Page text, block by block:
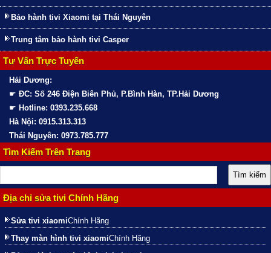
Bảo hành tivi Xiaomi tại Thái Nguyên
Trung tâm bảo hành tivi Casper
Tư Vấn Trực Tuyến
Hải Dương:
☛ ĐC: Số 246 Điện Biên Phủ, P.Bình Hàn, TP.Hải Dương
☛ Hotline: 0393.235.668
Hà Nội: 0915.313.313
Thái Nguyên: 0973.785.777
Tìm Kiếm Trên Trang
Địa chỉ sửa tivi Chính Hãng
Sửa tivi xiaomiChính Hãng
Thay màn hình tivi xiaomiChính Hãng